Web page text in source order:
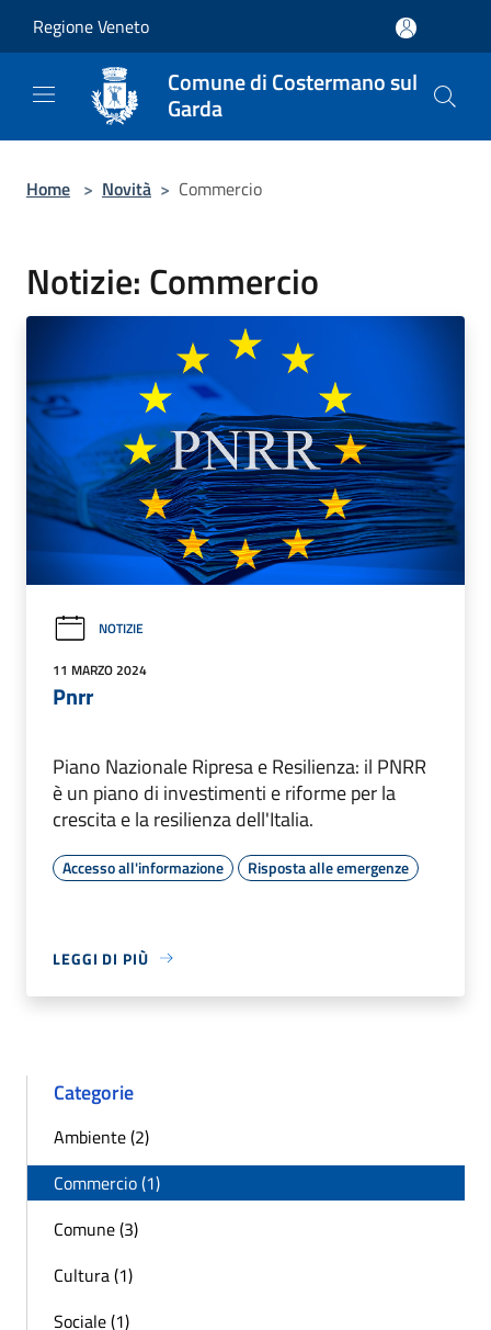
Regione Veneto
Comune di Costermano sul
Garda
Home > Novità > Commercio
Notizie: Commercio
NOTIZIE
11 MARZO 2024
Pnrr
Piano Nazionale Ripresa e Resilienza: il PNRR
è un piano di investimenti e riforme per la
crescita e la resilienza dell'Italia.
Accesso all'informazione Risposta alle emergenze
LEGGI DI PIÙ
Categorie
Ambiente (2)
Commercio (1)
Comune (3)
Cultura (1)
Sociale (1)